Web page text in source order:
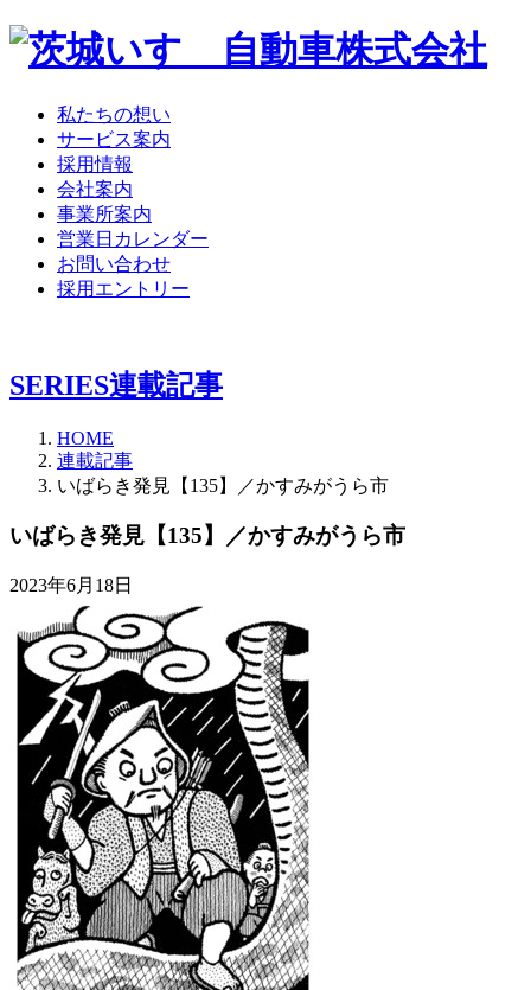
私たちの想い
サービス案内
採用情報
会社案内
事業所案内
営業日カレンダー
お問い合わせ
採用エントリー
SERIES連載記事
HOME
連載記事
いばらき発見【135】／かすみがうら市
いばらき発見【135】／かすみがうら市
2023年6月18日